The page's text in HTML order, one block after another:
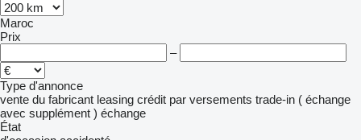
Maroc
Prix
–
Type d'annonce
vente du fabricant leasing crédit par versements trade-in ( échange
avec supplément ) échange
État